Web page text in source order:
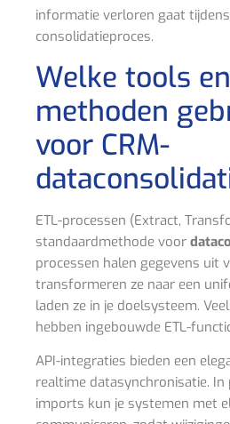
informatie verloren gaat
consolidatieproces.
Welke tools en
methoden
voor CRM-
ETL-processen (Extract,
standaardmethode voor
processen halen gegevens uit
transformeren ze naar een
laden ze in je doelsysteem.
hebben ingebouwde ETL-
API-integraties bieden een
realtime datasynchronisatie.
imports kun je systemen met